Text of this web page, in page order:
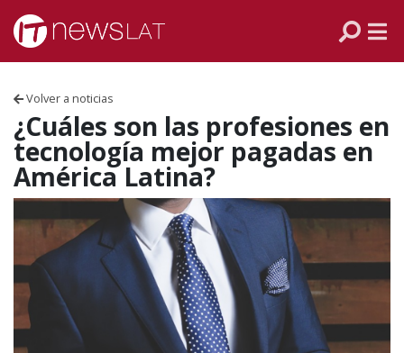
Skip to content
Volver a noticias
¿Cuáles son las profesiones en
tecnología mejor pagadas en
América Latina?
ECUADOR
PERÚ
CHILE
ARGENTINA
MÉXICO